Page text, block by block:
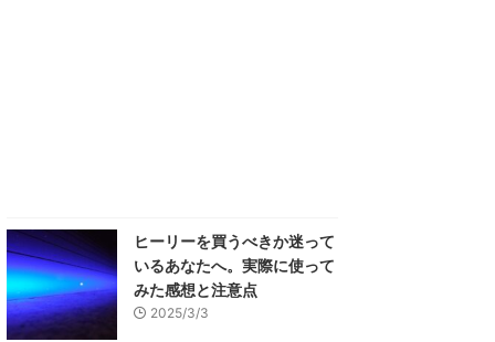
ヒーリーを買うべきか迷って
いるあなたへ。実際に使って
みた感想と注意点
2025/3/3